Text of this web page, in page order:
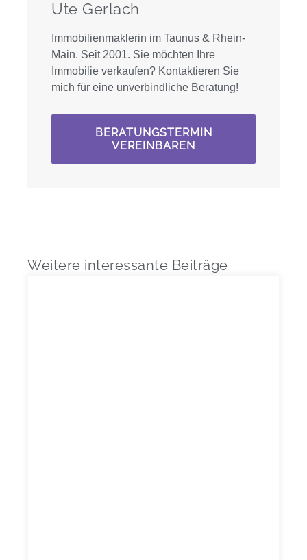
Ute Gerlach
Immobilienmaklerin im Taunus & Rhein-
Main. Seit 2001. Sie möchten Ihre
Immobilie verkaufen? Kontaktieren Sie
mich für eine unverbindliche Beratung!
BERATUNGSTERMIN
VEREINBAREN
Weitere interessante Beiträge